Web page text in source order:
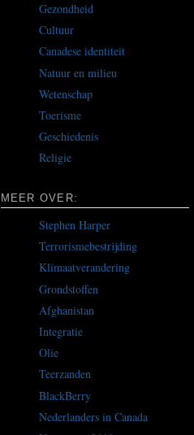
Gezondheid
Cultuur
Canadese identiteit
Natuur en milieu
Wetenschap
Toerisme
Geschiedenis
Religie
MEER OVER:
Stephen Harper
Terrorismebestrijding
Klimaatverandering
Grondstoffen
Afghanistan
Integratie
Olie
Teerzanden
BlackBerry
Nederlanders in Canada